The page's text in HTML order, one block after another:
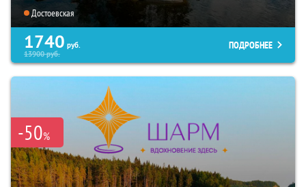
Достоевская
1740 руб.
13900руб.
ПОДРОБНЕЕ
-50%